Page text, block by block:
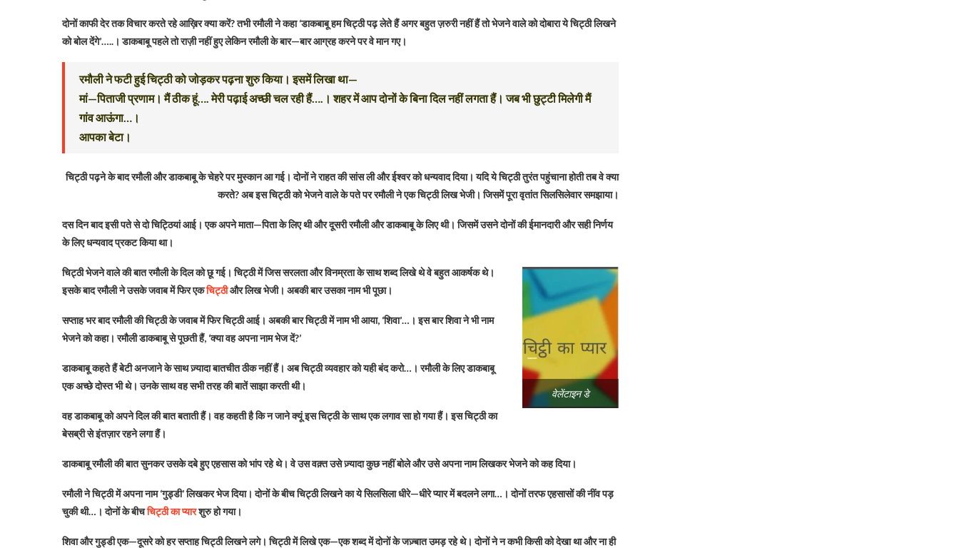
दोनों काफी देर तक विचार करते रहे आख़िर क्या करें? तभी रमौली ने कहा ‘डाकबाबू हम चिट्ठी पढ़ लेते हैं अगर बहुत ज़रुरी नहीं हैं तो भेजने वाले को दोबारा ये चिट्ठी लिखने
को बोल देंगे’…..। डाकबाबू पहले तो राज़ी नहीं हुए लेकिन रमौली के बार—बार आग्रह करने पर वे मान गए।
रमौली ने फटी हुई चिट्ठी को जोड़कर पढ़ना शुरु किया। इसमें लिखा था—
मां—पिताजी प्रणाम। मैं ठीक हूं…. मेरी पढ़ाई अच्छी चल रही हैं….। शहर में आप दोनों के बिना दिल नहीं लगता हैं। जब भी छुट्टी मिलेगी मैं
गांव आऊंगा…।
आपका बेटा।
चिट्ठी पढ़ने के बाद रमौली और डाकबाबू के चेहरे पर मुस्कान आ गई। दोनों ने राहत की सांस ली और ईश्वर को धन्यवाद दिया। यदि ये चिट्ठी तुरंत पहुंचाना होती तब वे क्या
करते? अब इस चिट्ठी को भेजने वाले के पते पर रमौली ने एक चिट्ठी लिख भेजी। जिसमें पूरा वृतांत सिलसिलेवार समझाया।
दस दिन बाद इसी पते से दो चिट्ठियां आई। एक अपने माता—पिता के लिए थी और दूसरी रमौली और डाकबाबू के लिए थी। जिसमें उसने दोनों की ईमानदारी और सही निर्णय
के लिए धन्यवाद प्रकट किया था।
वेलेंटाइन डे
चिट्ठी भेजने वाले की बात रमौली के दिल को छू गई। चिट्ठी में जिस सरलता और विनम्रता के साथ शब्द लिखे थे वे बहुत आकर्षक थे।
इसके बाद रमौली ने उसके जवाब में फिर एकचिट्ठीऔर लिख भेजी। अबकी बार उसका नाम भी पूछा।
सप्ताह भर बाद रमौली की चिट्ठी के जवाब में फिर चिट्ठी आई। अबकी बार चिट्ठी में नाम भी आया, ‘शिवा’…। इस बार शिवा ने भी नाम
भेजने को कहा।रमौली डाकबाबू से पूछती हैं, ‘क्या वह अपना नाम भेज दें?’
डाकबाबू कहते हैं बेटी अनजाने के साथ ज़्यादा बातचीत ठीक नहीं हैं। अब चिट्ठी व्यवहार को यही बंद करो…। रमौली के लिए डाकबाबू
एक अच्छे दोस्त भी थे। उनके साथ वह सभी तरह की बातें साझा करती थी।
वह डाकबाबू को अपने दिल की बात बताती हैं। वह कहती है कि न जाने क्यूं इस चिट्ठी के साथ एक लगाव सा हो गया हैं। इस चिट्ठी का
बेसब्री से इंतज़ार रहने लगा हैं।
डाकबाबू रमौली की बात सुनकर उसके दबे हुए एहसास को भांप रहे थे। वे उस वक़्त उसे ज़्यादा कुछ नहीं बोले और उसे अपना नाम लिखकर भेजने को कह दिया।
रमौली ने चिट्ठी में अपना नाम ‘गुड्डी’ लिखकर भेज दिया। दोनों के बीच चिट्ठी लिखने का ये सिलसिला धीरे—धीरे प्यार में बदलने लगा…। दोनों तरफ एहसासों की नींव पड़
चुकी थी…। दोनों के बीचचिट्ठी का प्यारशुरु हो गया।
शिवा और गुड्डी एक—दूसरे को हर सप्ताह चिट्ठी लिखने लगे। चिट्ठी में लिखे एक—एक शब्द में दोनों के जज़्बात उमड़ रहे थे। दोनों ने न कभी किसी को देखा था और ना ही